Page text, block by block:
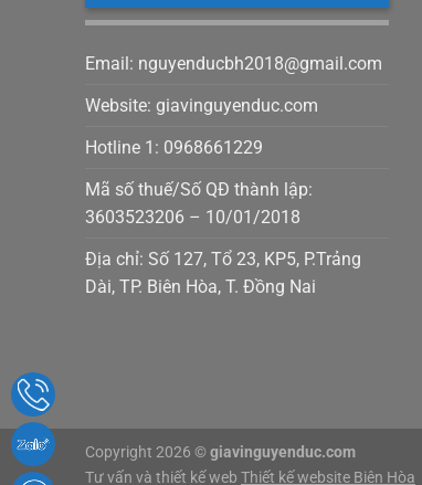
Email: nguyenducbh2018@gmail.com
Website: giavinguyenduc.com
Hotline 1: 0968661229
Mã số thuế/Số QĐ thành lập:
3603523206 – 10/01/2018
Địa chỉ: Số 127, Tổ 23, KP5, P.Trảng
Dài, TP. Biên Hòa, T. Đồng Nai
Copyright 2026 © giavinguyenduc.com
Tư vấn và thiết kế web Thiết kế website Biên Hòa